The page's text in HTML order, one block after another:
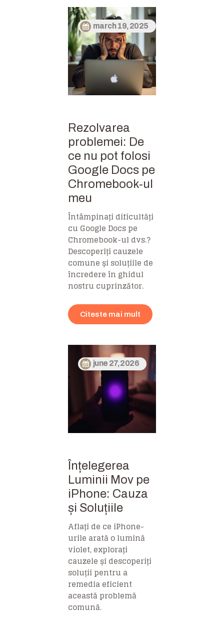
march 19, 2025
Rezolvarea
problemei: De
ce nu pot folosi
Google Docs pe
Chromebook-ul
meu
Întâmpinați dificultăți
cu Google Docs pe
Chromebook-ul dvs.?
Descoperiți cauzele
comune și soluțiile de
încredere în ghidul
nostru cuprinzător.
Citeste mai mult
june 27, 2026
Înțelegerea
Luminii Mov pe
iPhone: Cauza
și Soluțiile
Aflați de ce iPhone-
urile arată o lumină
violet, explorați
cauzele și descoperiți
soluții pentru a
remedia eficient
această problemă
comună.